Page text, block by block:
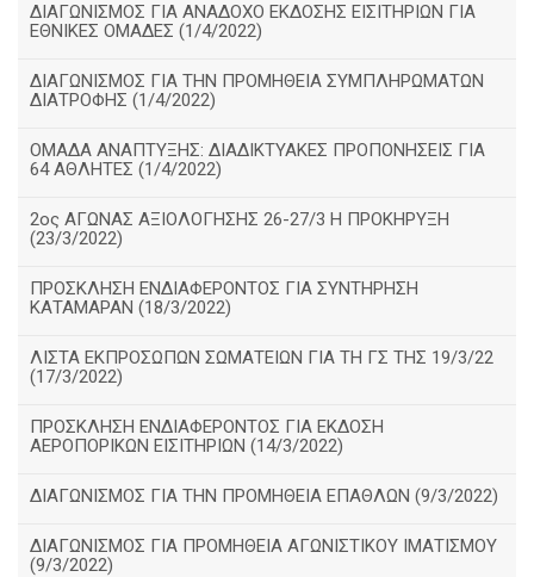
ΔΙΑΓΩΝΙΣΜΟΣ ΓΙΑ ΑΝΑΔΟΧΟ ΕΚΔΟΣΗΣ ΕΙΣΙΤΗΡΙΩΝ ΓΙΑ
ΕΘΝΙΚΕΣ ΟΜΑΔΕΣ (1/4/2022)
ΔΙΑΓΩΝΙΣΜΟΣ ΓΙΑ ΤΗΝ ΠΡΟΜΗΘΕΙΑ ΣΥΜΠΛΗΡΩΜΑΤΩΝ
ΔΙΑΤΡΟΦΗΣ (1/4/2022)
ΟΜΑΔΑ ΑΝΑΠΤΥΞΗΣ: ΔΙΑΔΙΚΤΥΑΚΕΣ ΠΡΟΠΟΝΗΣΕΙΣ ΓΙΑ
64 ΑΘΛΗΤΕΣ (1/4/2022)
2ος ΑΓΩΝΑΣ ΑΞΙΟΛΟΓΗΣΗΣ 26-27/3 Η ΠΡΟΚΗΡΥΞΗ
(23/3/2022)
ΠΡΟΣΚΛΗΣΗ ΕΝΔΙΑΦΕΡΟΝΤΟΣ ΓΙΑ ΣΥΝΤΗΡΗΣΗ
ΚΑΤΑΜΑΡΑΝ (18/3/2022)
ΛΙΣΤΑ ΕΚΠΡΟΣΩΠΩΝ ΣΩΜΑΤΕΙΩΝ ΓΙΑ ΤΗ ΓΣ ΤΗΣ 19/3/22
(17/3/2022)
ΠΡΟΣΚΛΗΣΗ ΕΝΔΙΑΦΕΡΟΝΤΟΣ ΓΙΑ ΕΚΔΟΣΗ
ΑΕΡΟΠΟΡΙΚΩΝ ΕΙΣΙΤΗΡΙΩΝ (14/3/2022)
ΔΙΑΓΩΝΙΣΜΟΣ ΓΙΑ ΤΗΝ ΠΡΟΜΗΘΕΙΑ ΕΠΑΘΛΩΝ (9/3/2022)
ΔΙΑΓΩΝΙΣΜΟΣ ΓΙΑ ΠΡΟΜΗΘΕΙΑ ΑΓΩΝΙΣΤΙΚΟΥ ΙΜΑΤΙΣΜΟΥ
(9/3/2022)